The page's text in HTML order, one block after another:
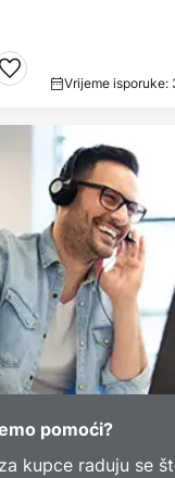
Vrijeme isporuke:
pomoći?
kupce raduju se